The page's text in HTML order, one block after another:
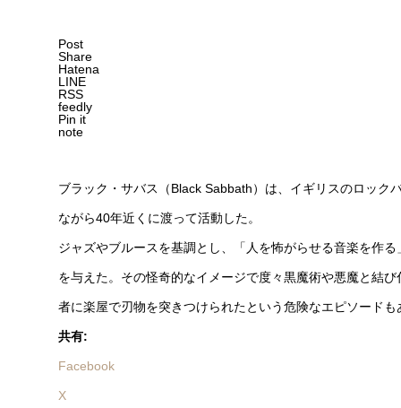
Post
Share
Hatena
LINE
RSS
feedly
Pin it
note
ブラック・サバス（Black Sabbath）は、イギリスのロック
ながら40年近くに渡って活動した。
ジャズやブルースを基調とし、「人を怖がらせる音楽を作
を与えた。その怪奇的なイメージで度々黒魔術や悪魔と結
者に楽屋で刃物を突きつけられたという危険なエピソードも
共有:
Facebook
X